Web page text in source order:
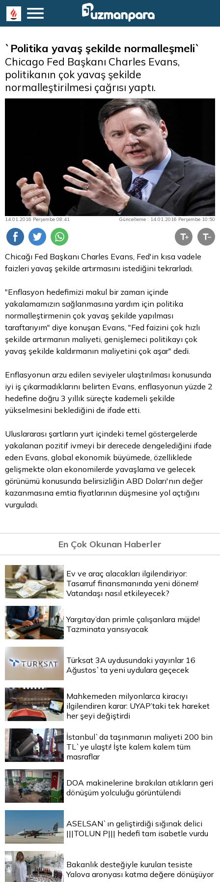
`Politika yavaş şekilde normalleşmeli`
Chicago Fed Başkanı Charles Evans,
politikanın çok yavaş şekilde
normalleştirilmesi çağrısı yaptı.
14.01.2016 Perşembe 08:41 Güncelleme : 14.01.2016 Perşembe 10:50
Chicağı Fed Başkanı Charles Evans, Fed'in kısa vadele
faizleri yavaş şekilde artırmasını istediğini tekrarladı.
"Enflasyon hedefimizi makul bir zaman içinde
yakalamamızın sağlanmasına yardım için politika
normalleştirmenin çok yavaş şekilde yapılması
taraftarıyım" diye konuşan Evans, "Fed faizini çok hızlı
şekilde artırmanın maliyeti, genişlemeci politikayı çok
yavaş şekilde kaldırmanın maliyetini çok aşar" dedi.
Enflasyonun arzu edilen seviyeler ulaştırılması konusunda
iyi iş çıkarmadıklarını belirten Evans, enflasyonun yüzde 2
hedefine doğru 3 yıllık süreçte kademeli şekilde
yükselmesini beklediğini de ifade etti.
Uluslararası şartların yurt içindeki temel göstergelerde
yakalanan pozitif ivmeyi bir derecede dengelediğini ifade
eden Evans, global ekonomik büyümede, özelliklede
gelişmekte olan ekonomilerde yavaşlama ve gelecek
görünümü konusunda belirsizliğin ABD Doları'nın değer
kazanmasına emtia fiyatlarının düşmesine yol açtığını
vurguladı.
En Çok Okunan Haberler
Ev ve araç alacakları ilgilendiriyor:
Tasarruf finansmanında yeni dönem!
Vatandaşı nasıl etkileyecek?
Yargıtay’dan primle çalışanlara müjde!
Tazminata yansıyacak
Türksat 3A uydusundaki yayınlar 16
Ağustos`ta yeni uydulara geçecek
Mahkemeden milyonlarca kiracıyı
ilgilendiren karar: UYAP’taki tek hareket
her şeyi değiştirdi
İstanbul`da taşınmanın maliyeti 200 bin
TL`ye ulaştı! İşte kalem kalem tüm
masraflar
DOA makinelerine bırakılan atıkların geri
dönüşüm yolculuğu görüntülendi
ASELSAN`ın geliştirdiği sığınak delici
|||TOLUN P||| hedefi tam isabetle vurdu
Bakanlık desteğiyle kurulan tesiste
Yalova aronyası katma değere dönüşüyor